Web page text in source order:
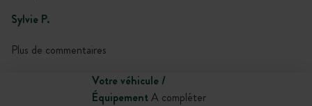
Sylvie P.
Plus de commentaires
Votre véhicule /
ÉquipementA compléter